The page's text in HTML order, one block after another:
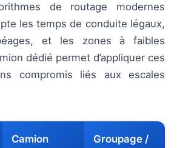
de routage modernes
les temps de conduite légaux,
et les zones à faibles
dédié permet d’appliquer ces
compromis liés aux escales
Camion
Groupage /